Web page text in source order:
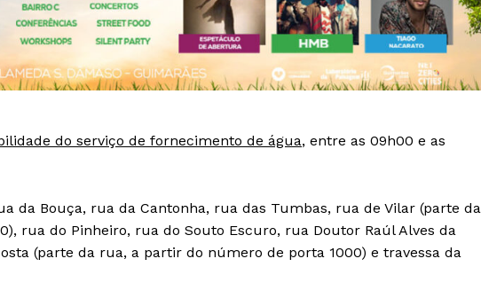
do serviço de fornecimento de água, entre as 09h00 e as
da Bouça, rua da Cantonha, rua das Tumbas, rua de Vilar (parte da
rua do Pinheiro, rua do Souto Escuro, rua Doutor Raúl Alves da
(parte da rua, a partir do número de porta 1000) e travessa da